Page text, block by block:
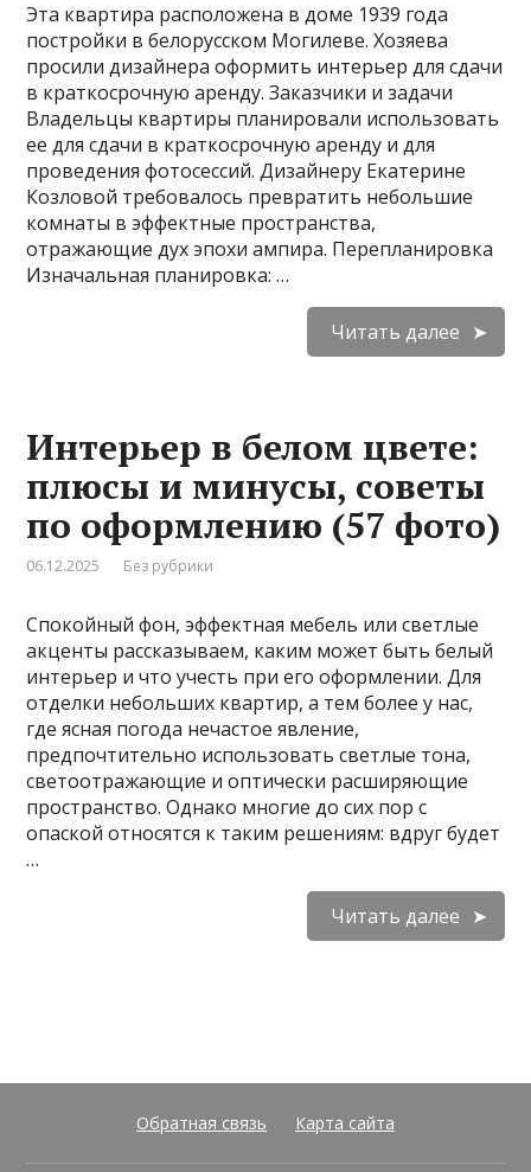
Эта квартира расположена в доме 1939 года
постройки в белорусском Могилеве. Хозяева
просили дизайнера оформить интерьер для сдачи
в краткосрочную аренду. Заказчики и задачи
Владельцы квартиры планировали использовать
ее для сдачи в краткосрочную аренду и для
проведения фотосессий. Дизайнеру Екатерине
Козловой требовалось превратить небольшие
комнаты в эффектные пространства,
отражающие дух эпохи ампира. Перепланировка
Изначальная планировка: …
Читать далее
Интерьер в белом цвете:
плюсы и минусы, советы
по оформлению (57 фото)
06.12.2025 Без рубрики
Спокойный фон, эффектная мебель или светлые
акценты рассказываем, каким может быть белый
интерьер и что учесть при его оформлении. Для
отделки небольших квартир, а тем более у нас,
где ясная погода нечастое явление,
предпочтительно использовать светлые тона,
светоотражающие и оптически расширяющие
пространство. Однако многие до сих пор с
опаской относятся к таким решениям: вдруг будет
…
Читать далее
Обратная связь Карта сайта